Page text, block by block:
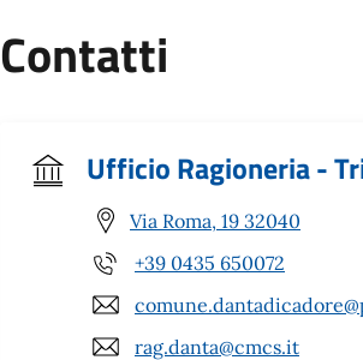
Contatti
Ufficio Ragioneria -
Via Roma, 19 32040
+39 0435 650072
rag.danta@cmcs.it